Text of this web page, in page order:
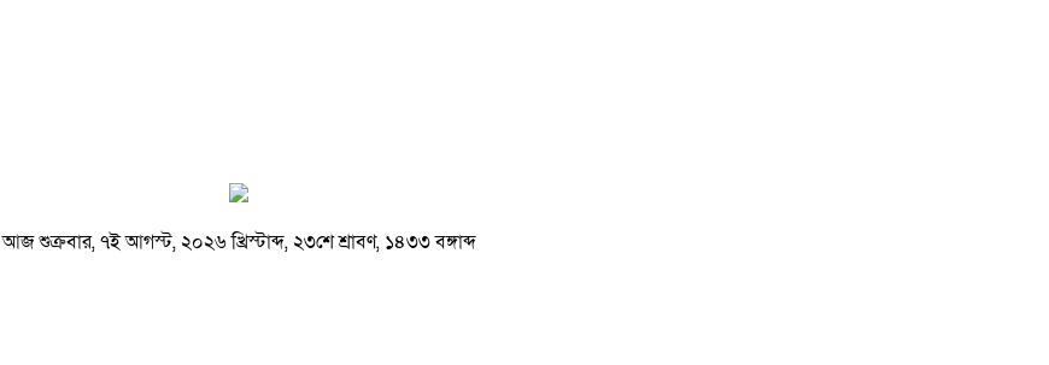
আজ শুক্রবার, ৭ই আগস্ট, ২০২৬ খ্রিস্টাব্দ, ২৩শে শ্রাবণ, ১৪৩৩ বঙ্গাব্দ